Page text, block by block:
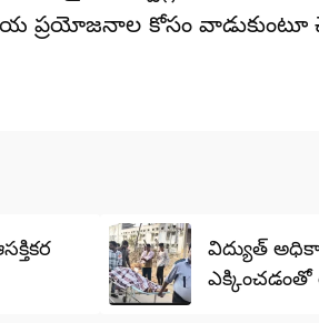
కోసం వాడుకుంటూ
విద్యుత్